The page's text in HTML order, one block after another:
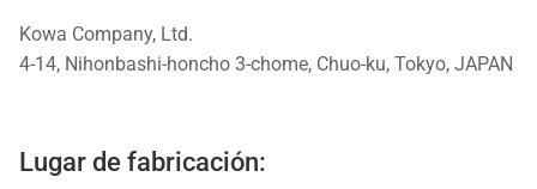
Kowa Company, Ltd.
4-14, Nihonbashi-honcho 3-chome, Chuo-ku, Tokyo, JAPAN
Lugar de fabricación: